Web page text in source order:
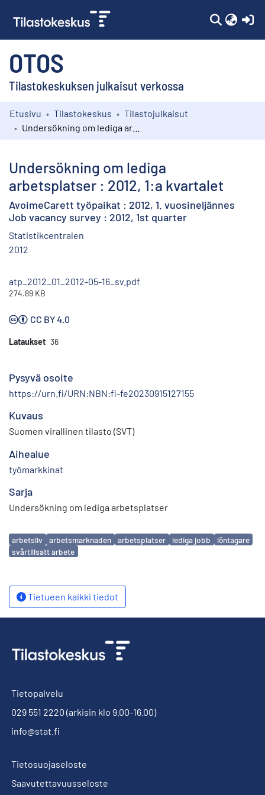
OTOS
Tilastokeskuksen julkaisut verkossa
Kokoelmat
Etusivu Tilastokeskus
Tilastojulkaisut
Undersökning om lediga
arbetsplatser : 2012, 1:a kvartalet
AvoimeCarett työpaikat : 2012, 1. vuosineljännes
Job vacancy survey : 2012, 1st quarter
Statistikcentralen
2012
atp_2012_01_2012-05-16_sv.pdf
274.89 KB
CC BY 4.0
Lataukset 36
Pysyvä osoite
https://urn.fi/URN:NBN:fi-fe20230915127155
Kuvaus
Suomen virallinen tilasto (SVT)
Aihealue
työmarkkinat
Sarja
Undersökning om lediga arbetsplatser
Avainsanat
arbetsliv arbetsmarknaden arbetsplatser lediga jobb
löntagare
svårtillsatt arbete
Tietueen kaikki tiedot
Tietopalvelu
029 551 2220 (arkisin klo 9.00-16.00)
info@stat.fi
Tietosuojaseloste
Saavutettavuusseloste